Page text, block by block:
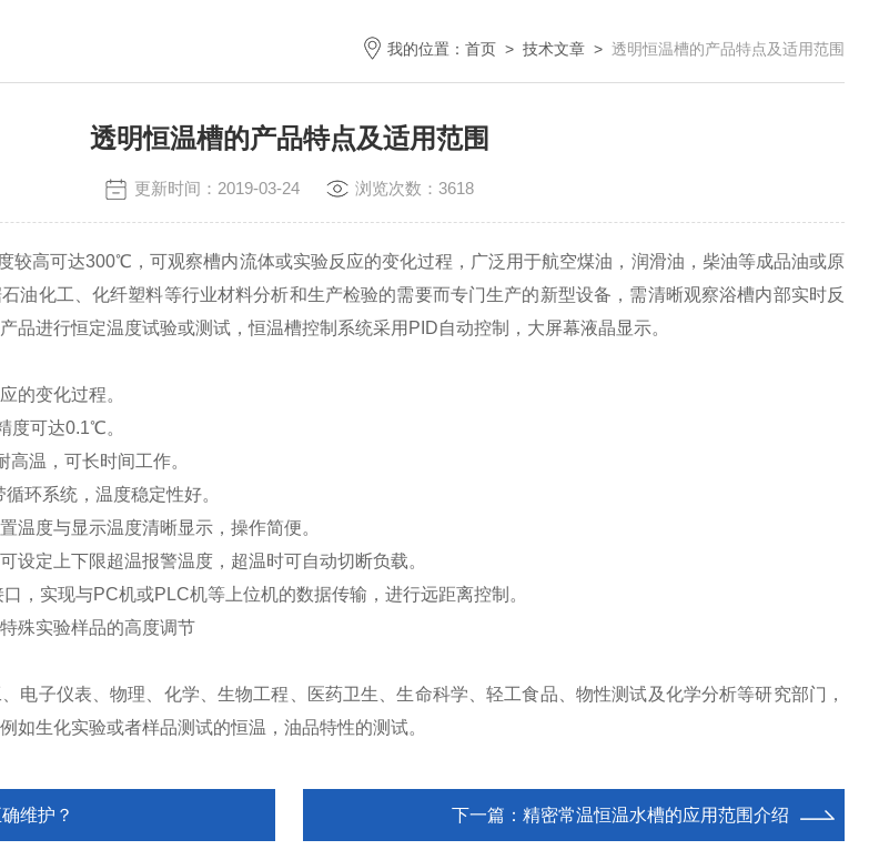
我的位置： 首页 > 技术文章 > 透明恒温槽的产品特点及适用范围
透明恒温槽的产品特点及适用范围
更新时间：2019-03-24 浏览次数：3618
较高可达300℃，可观察槽内流体或实验反应的变化过程，广泛用于航空煤油，润滑油，柴油等成品油或原
油化工、化纤塑料等行业材料分析和生产检验的需要而专门生产的新型设备，需清晰观察浴槽内部实时反
品进行恒定温度试验或测试，恒温槽控制系统采用PID自动控制，大屏幕液晶显示。
变化过程。
可达0.1℃。
温，可长时间工作。
环系统，温度稳定性好。
度与显示温度清晰显示，操作简便。
定上下限超温报警温度，超温时可自动切断负载。
实现与PC机或PLC机等上位机的数据传输，进行远距离控制。
实验样品的高度调节
子仪表、物理、化学、生物工程、医药卫生、生命科学、轻工食品、物性测试及化学分析等研究部门，
如生化实验或者样品测试的恒温，油品特性的测试。
维护？ 下一篇： 精密常温恒温水槽的应用范围介绍